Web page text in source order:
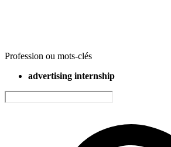
Profession ou mots-clés
advertising internship